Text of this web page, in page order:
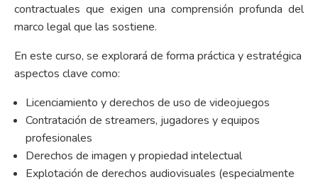
contractuales que exigen una comprensión profunda del
marco legal que las sostiene.
En este curso, se explorará de forma práctica y estratégica
aspectos clave como:
Licenciamiento y derechos de uso de videojuegos
Contratación de streamers, jugadores y equipos
profesionales
Derechos de imagen y propiedad intelectual
Explotación de derechos audiovisuales (especialmente